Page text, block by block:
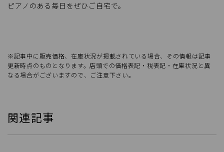
ピアノのある毎日をぜひご自宅で。
※記事中に販売価格、在庫状況が掲載されている場合、その情報は記事
更新時点のものとなります。店頭での価格表記・税表記・在庫状況と異
なる場合がございますので、ご注意下さい。
関連記事